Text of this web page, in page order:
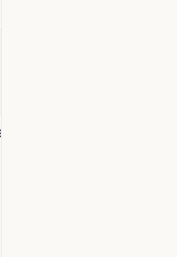
少的资源